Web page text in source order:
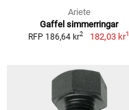
Ariete
Gaffel simmerringar
RFP 186,64 kr2 182,03 kr1